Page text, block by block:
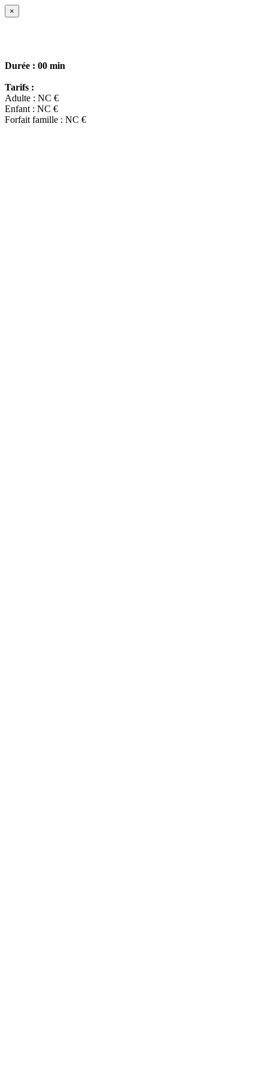
×
Durée : 00 min
Tarifs :
Adulte : NC €
Enfant : NC €
Forfait famille : NC €